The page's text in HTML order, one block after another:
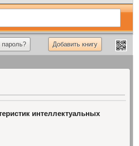
Добавить книгу
интеллектуальных